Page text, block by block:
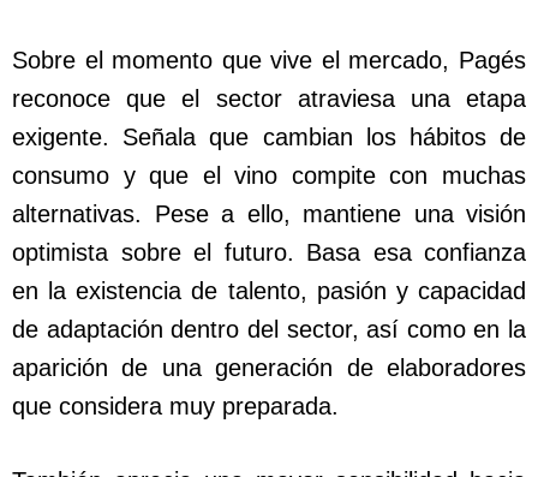
Sobre el momento que vive el mercado, Pagés
reconoce que el sector atraviesa una etapa
exigente. Señala que cambian los hábitos de
consumo y que el vino compite con muchas
alternativas. Pese a ello, mantiene una visión
optimista sobre el futuro. Basa esa confianza
en la existencia de talento, pasión y capacidad
de adaptación dentro del sector, así como en la
aparición de una generación de elaboradores
que considera muy preparada.